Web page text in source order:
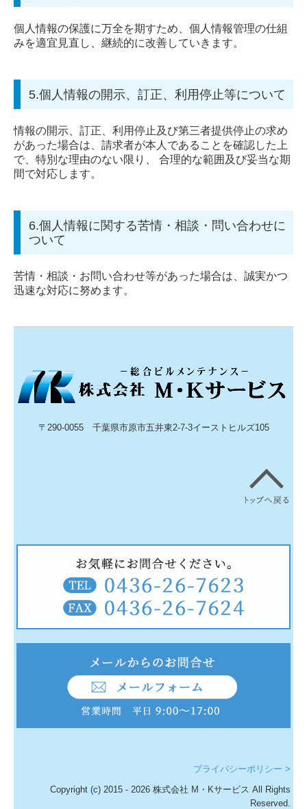
個人情報の保護に万全を期すため、個人情報管理の仕組
みを適宜見直し、継続的に改善していきます。
5.個人情報の開示、訂正、利用停止等について
情報の開示、訂正、利用停止及び第三者提供停止の求め
があった場合は、請求者が本人であることを確認した上
で、特別な理由のない限り、 合理的な範囲及び妥当な期
間で対応します。
6.個人情報に関する苦情・相談・問い合わせに
ついて
苦情・相談・お問い合わせ等があった場合は、誠実かつ
迅速な対応に努めます。
〒290-0055 千葉県市原市五井東2-7-3イーストヒルズ105
プライバシーポリシー >
Copyright (c) 2015 - 2026 株式会社 M・Kサービス All Rights
Reserved.